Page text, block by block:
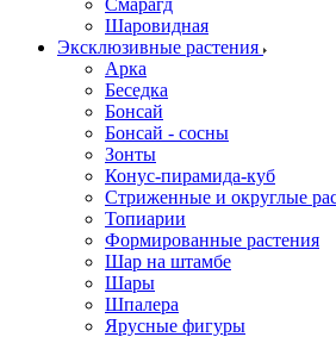
Смарагд
Шаровидная
Эксклюзивные растения
Арка
Беседка
Бонсай
Бонсай - сосны
Зонты
Конус-пирамида-куб
Стриженные и округлые
Топиарии
Формированные растения
Шар на штамбе
Шары
Шпалера
Ярусные фигуры